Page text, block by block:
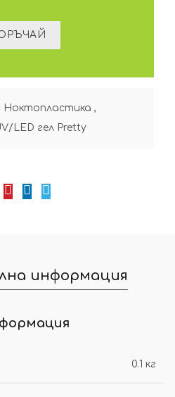
Ноктопластика ,
LED гел Pretty
информация
0.1 кг